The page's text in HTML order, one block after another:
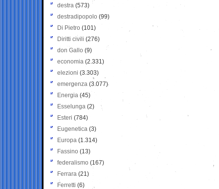
destra (573)
destradipopolo (99)
Di Pietro (101)
Diritti civili (276)
don Gallo (9)
economia (2.331)
elezioni (3.303)
emergenza (3.077)
Energia (45)
Esselunga (2)
Esteri (784)
Eugenetica (3)
Europa (1.314)
Fassino (13)
federalismo (167)
Ferrara (21)
Ferretti (6)